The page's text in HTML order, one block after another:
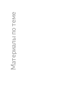
Материалы по теме